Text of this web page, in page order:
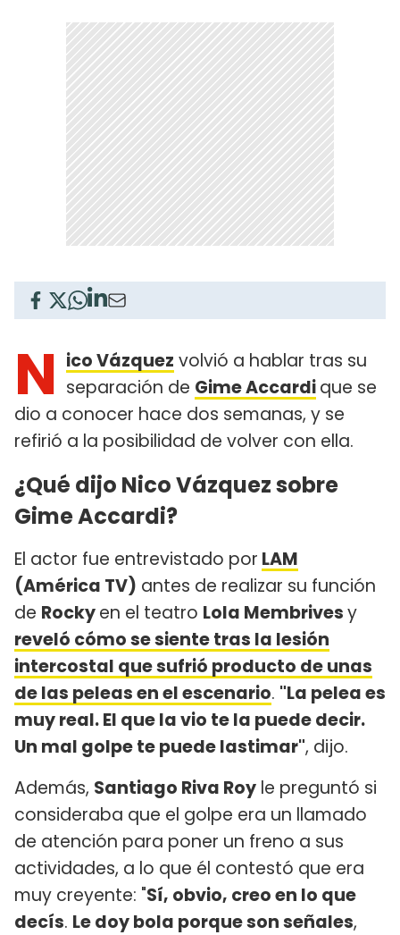
N ico Vázquez volvió a hablar tras su
separación de Gime Accardique se
dio a conocer hace dos semanas, y se
refirió a la posibilidad de volver con ella.
¿Qué dijo Nico Vázquez sobre
Gime Accardi?
El actor fue entrevistado por LAM
(América TV) antes de realizar su función
de Rockyen el teatro Lola Membrivesy
reveló cómo se siente tras la lesión
intercostal que sufrió producto de unas
de las peleas en el escenario. "La pelea es
muy real. El que la vio te la puede decir.
Un mal golpe te puede lastimar", dijo.
Además, Santiago Riva Roy le preguntó si
consideraba que el golpe era un llamado
de atención para poner un freno a sus
actividades, a lo que él contestó que era
muy creyente: "Sí, obvio, creo en lo que
decís. Le doy bola porque son señales,